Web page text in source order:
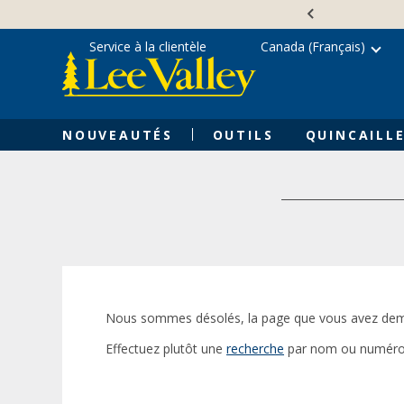
content
NOUVEAUTÉS OUTILS
Service à la clientèle Canada (Français)
Nous sommes désolés, la page que vous avez
Effectuez plutôt une recherche par nom ou